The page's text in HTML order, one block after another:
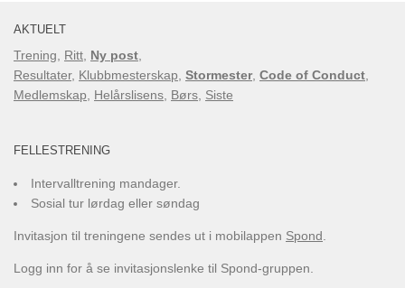
AKTUELT
Trening Ritt Ny post
Resultater, Klubbmesterskap Stormester, Code of Conduct
Medlemskap
Helårslisens Børs Siste
FELLESTRENING
Intervalltrening mandager.
Sosial tur lørdag eller søndag
Invitasjon til treningene sendes ut i mobilappen Spond
Logg inn for å se invitasjonslenke til Spond-gruppen.